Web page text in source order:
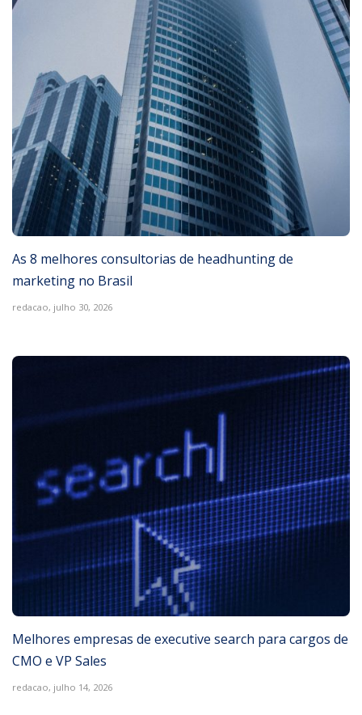
As 8 melhores consultorias de headhunting de
marketing no Brasil
redacao, julho 30, 2026
Melhores empresas de executive search para cargos de
CMO e VP Sales
redacao, julho 14, 2026